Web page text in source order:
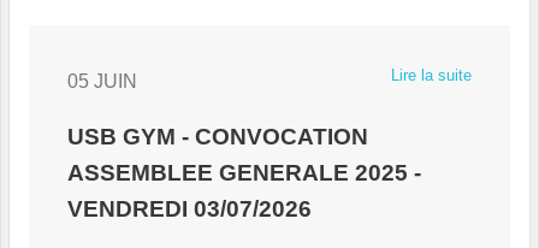
Lire la suite
05 JUIN
USB GYM - CONVOCATION
ASSEMBLEE GENERALE 2025 -
VENDREDI 03/07/2026